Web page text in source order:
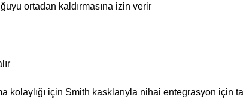
ortadan kaldırmasına izin verir
kolaylığı için Smith kasklarıyla nihai entegrasyon için